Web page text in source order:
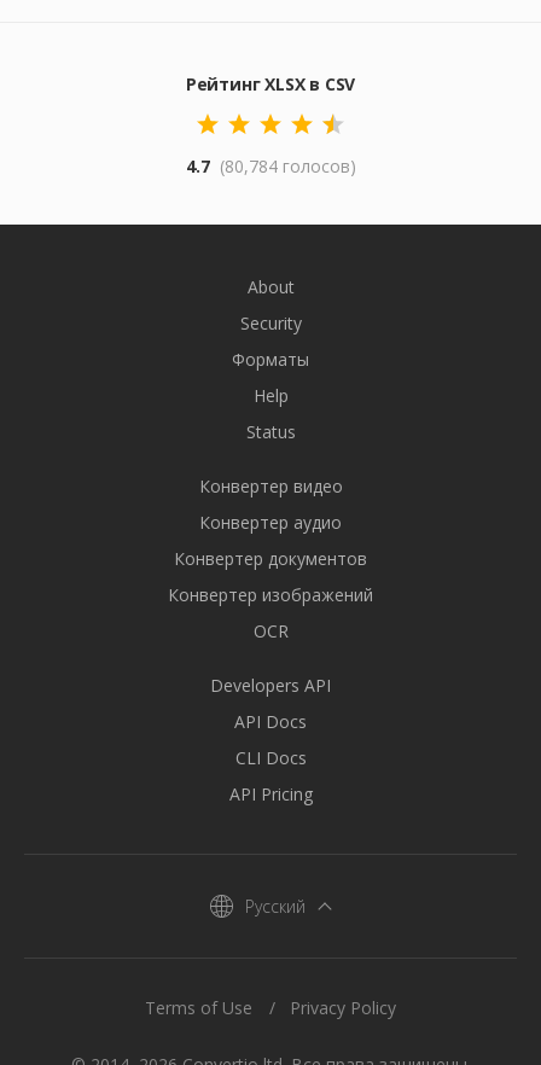
Рейтинг XLSX в CSV
4.7 (80,784 голосов)
About
Security
Форматы
Help
Status
Конвертер видео
Конвертер аудио
Конвертер документов
Конвертер изображений
OCR
Developers API
API Docs
CLI Docs
API Pricing
Русский
Terms of Use Privacy Policy